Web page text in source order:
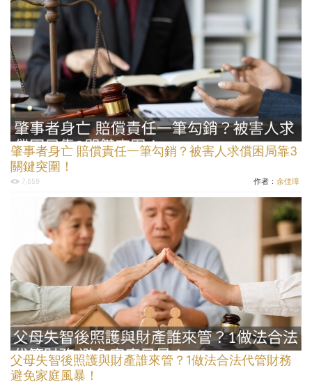
肇事者身亡 賠償責任一筆勾銷？被害人求償困局靠3
關鍵突圍！
7,659 作者： 余佳璋
父母失智後照護與財產誰來管？1做法合法代管財務
避免家庭風暴！